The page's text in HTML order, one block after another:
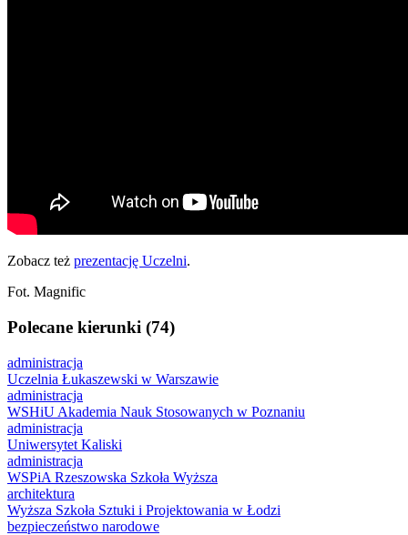
Zobacz też prezentację Uczelni.
Fot. Magnific
Polecane kierunki (74)
administracja
Uczelnia Łukaszewski w Warszawie
administracja
WSHiU Akademia Nauk Stosowanych w Poznaniu
administracja
Uniwersytet Kaliski
administracja
WSPiA Rzeszowska Szkoła Wyższa
architektura
Wyższa Szkoła Sztuki i Projektowania w Łodzi
bezpieczeństwo narodowe